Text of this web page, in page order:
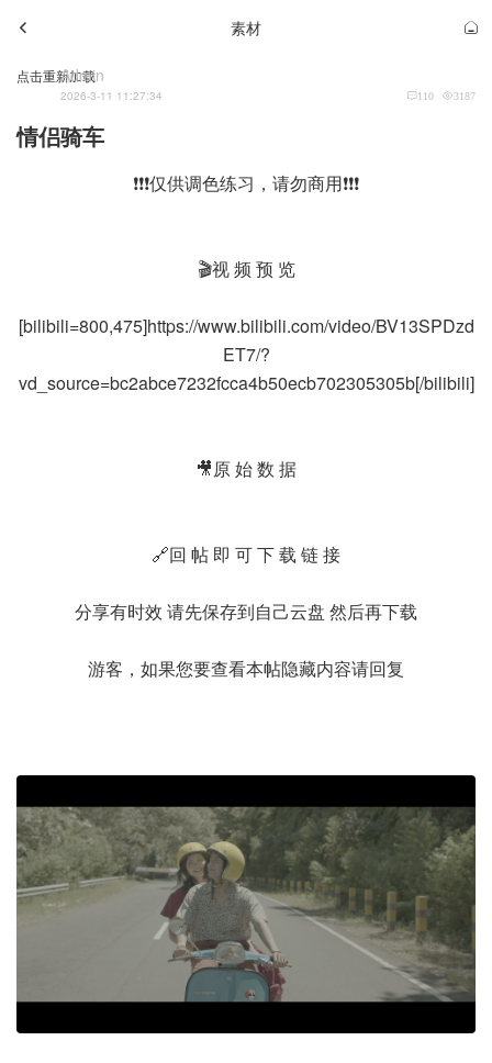
素材
点击重新加载
Admin
2026-3-11 11:27:34 110 3187
情侣骑车
❗❗❗仅供调色练习，请勿商用❗❗❗
🎬视 频 预 览
[bilibili=800,475]https://www.bilibili.com/video/BV13SPDzd
ET7/?
vd_source=bc2abce7232fcca4b50ecb702305305b[/bilibili]
🎥原 始 数 据
🔗回 帖 即 可 下 载 链 接
分享有时效 请先保存到自己云盘 然后再下载
游客，如果您要查看本帖隐藏内容请回复